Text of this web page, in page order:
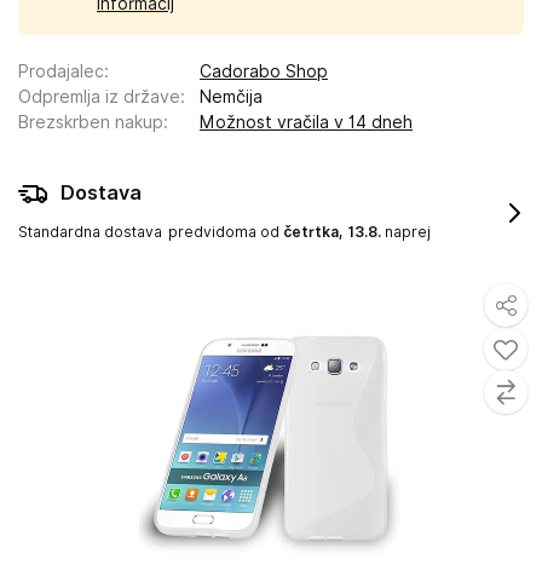
Prodajalec:
Cadorabo Shop
Odpremlja iz države:
Nemčija
Brezskrben nakup: Možnost vračila v 14 dneh
Dostava
Standardna dostava predvidoma od četrtka, 13.8. naprej